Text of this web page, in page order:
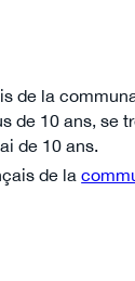
de la
de 10 ans, se
de 10 ans.
de la